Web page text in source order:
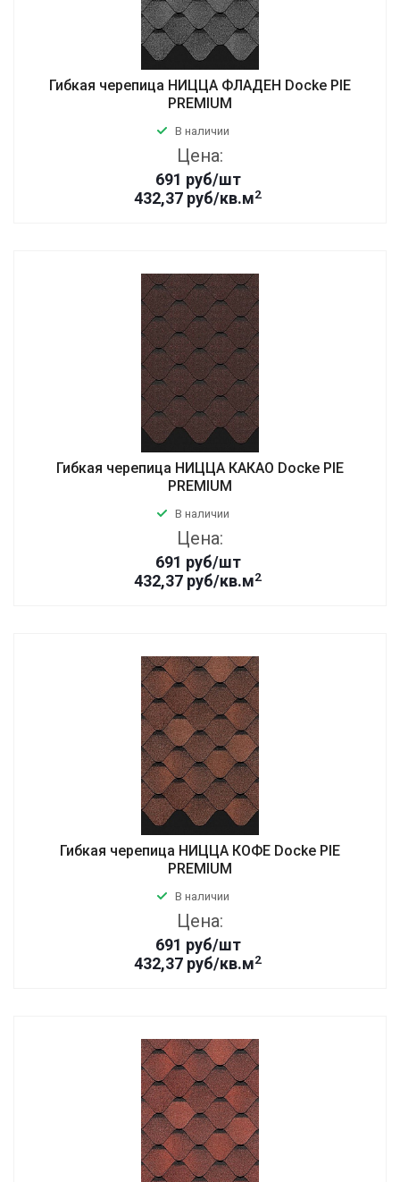
Гибкая черепица НИЦЦА ФЛАДЕН Docke PIE
PREMIUM
В наличии
Цена:
691 руб/шт
432,37 руб/кв.м2
Гибкая черепица НИЦЦА КАКАО Docke PIE
PREMIUM
В наличии
Цена:
691 руб/шт
432,37 руб/кв.м2
Гибкая черепица НИЦЦА КОФЕ Docke PIE
PREMIUM
В наличии
Цена:
691 руб/шт
432,37 руб/кв.м2